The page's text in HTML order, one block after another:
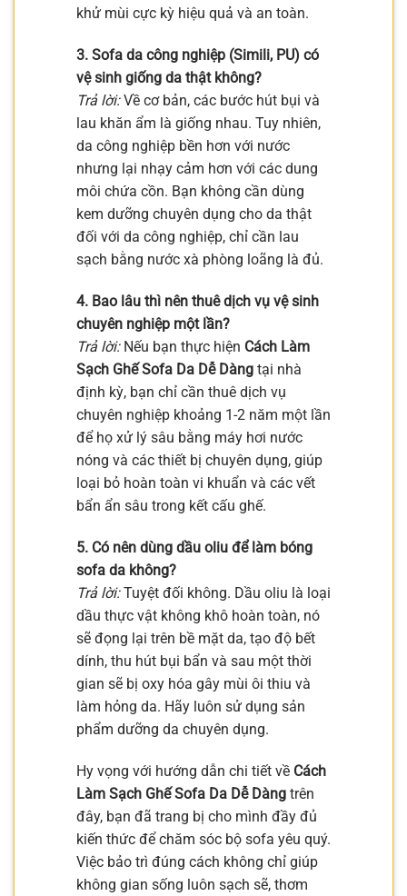
khử mùi cực kỳ hiệu quả và an toàn.
3. Sofa da công nghiệp (Simili, PU) có
vệ sinh giống da thật không?
Trả lời:Về cơ bản, các bước hút bụi và
lau khăn ẩm là giống nhau. Tuy nhiên,
da công nghiệp bền hơn với nước
nhưng lại nhạy cảm hơn với các dung
môi chứa cồn. Bạn không cần dùng
kem dưỡng chuyên dụng cho da thật
đối với da công nghiệp, chỉ cần lau
sạch bằng nước xà phòng loãng là đủ.
4. Bao lâu thì nên thuê dịch vụ vệ sinh
chuyên nghiệp một lần?
Trả lời:Nếu bạn thực hiện Cách Làm
Sạch Ghế Sofa Da Dễ Dàng tại nhà
định kỳ, bạn chỉ cần thuê dịch vụ
chuyên nghiệp khoảng 1-2 năm một lần
để họ xử lý sâu bằng máy hơi nước
nóng và các thiết bị chuyên dụng, giúp
loại bỏ hoàn toàn vi khuẩn và các vết
bẩn ẩn sâu trong kết cấu ghế.
5. Có nên dùng dầu oliu để làm bóng
sofa da không?
Trả lời:Tuyệt đối không. Dầu oliu là loại
dầu thực vật không khô hoàn toàn, nó
sẽ đọng lại trên bề mặt da, tạo độ bết
dính, thu hút bụi bẩn và sau một thời
gian sẽ bị oxy hóa gây mùi ôi thiu và
làm hỏng da. Hãy luôn sử dụng sản
phẩm dưỡng da chuyên dụng.
Hy vọng với hướng dẫn chi tiết về Cách
Làm Sạch Ghế Sofa Da Dễ Dàng trên
đây, bạn đã trang bị cho mình đầy đủ
kiến thức để chăm sóc bộ sofa yêu quý.
Việc bảo trì đúng cách không chỉ giúp
không gian sống luôn sạch sẽ, thơm